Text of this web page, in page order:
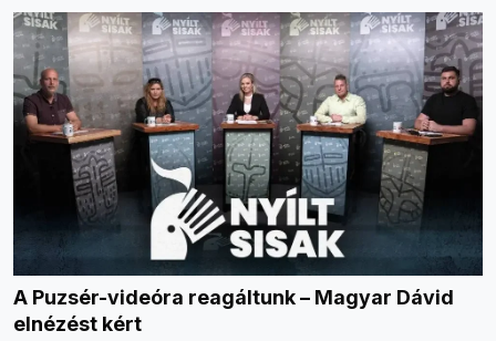
A Puzsér-videóra reagáltunk – Magyar Dávid
elnézést kért